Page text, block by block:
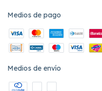
Medios de pago
Medios de envío